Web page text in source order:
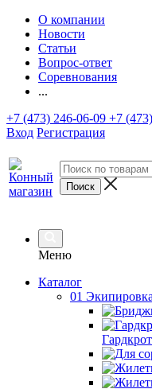
О компании
Новости
Статьи
Вопрос-ответ
Соревнования
...
+7 (473) 246-06-09 +7
Вход Регистрация
Меню
Каталог
01